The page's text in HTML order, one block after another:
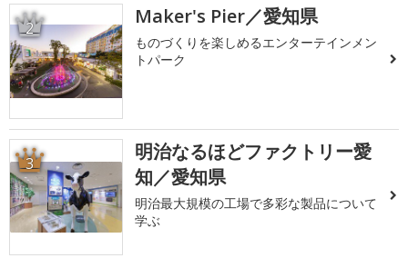
2 Maker's Pier／愛知県
ものづくりを楽しめるエンターテインメン
トパーク
3
明治なるほどファクトリー愛
知／愛知県
明治最大規模の工場で多彩な製品について
学ぶ